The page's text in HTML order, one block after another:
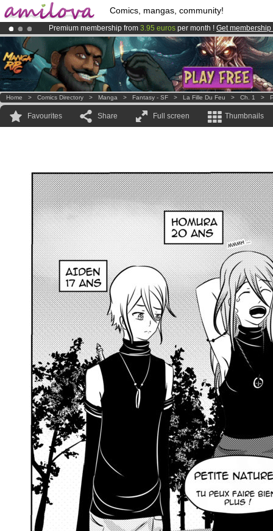
Comics, mangas, community!
Premium membership from 3.95 euros per month ! Get membership
Already 100000membersand 1000comics & mangas!.
AmilovaKickstarter is now LIVE!.
Home > Comics Directory > Manga > Fantasy - SF > La Fille Du Feu > Ch. 1 >
Favourites Share Full screen Thumbnails